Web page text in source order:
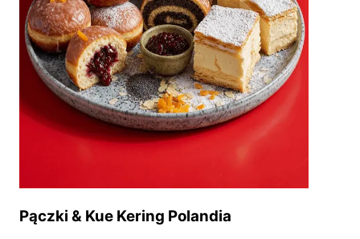
Pączki & Kue Kering Polandia